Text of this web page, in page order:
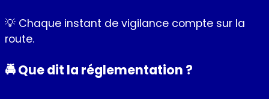
💡 Chaque instant de vigilance compte sur la
route.
🚔 Que dit la réglementation ?